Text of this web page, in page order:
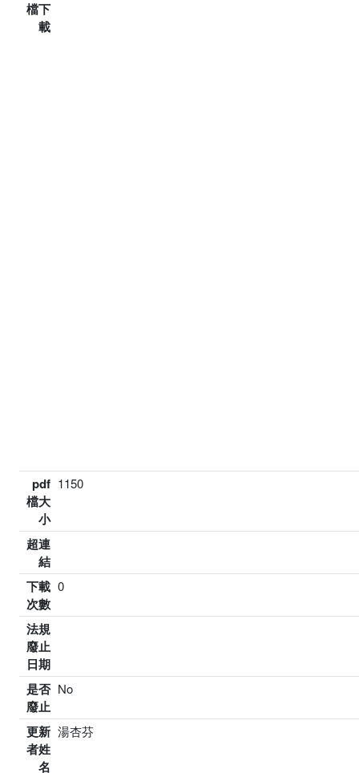
檔下
載
pdf
檔大
小
1150
超連
結
下載
次數
0
法規
廢止
日期
是否
廢止
No
更新
者姓
名
湯杏芬